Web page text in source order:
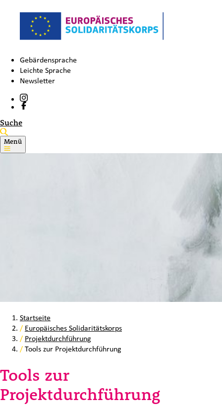
Gebärdensprache
Leichte Sprache
Newsletter
Suche
Menü
Startseite
/ Europäisches Solidaritätskorps
/ Projektdurchführung
/Tools zur Projektdurchführung
Tools zur
Projektdurchführung